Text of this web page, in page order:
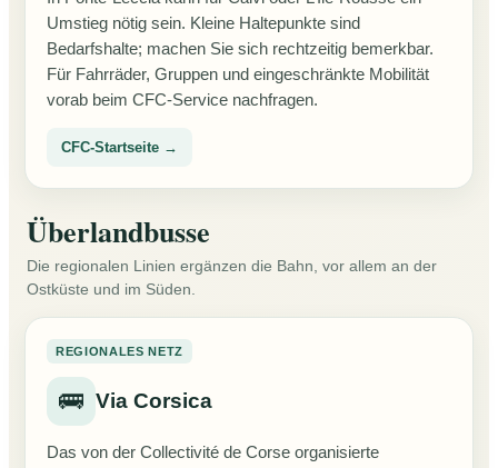
Umstieg nötig sein. Kleine Haltepunkte sind
Bedarfshalte; machen Sie sich rechtzeitig bemerkbar.
Für Fahrräder, Gruppen und eingeschränkte Mobilität
vorab beim CFC-Service nachfragen.
CFC-Startseite →
Überlandbusse
Die regionalen Linien ergänzen die Bahn, vor allem an der
Ostküste und im Süden.
REGIONALES NETZ
🚌 Via Corsica
Das von der Collectivité de Corse organisierte